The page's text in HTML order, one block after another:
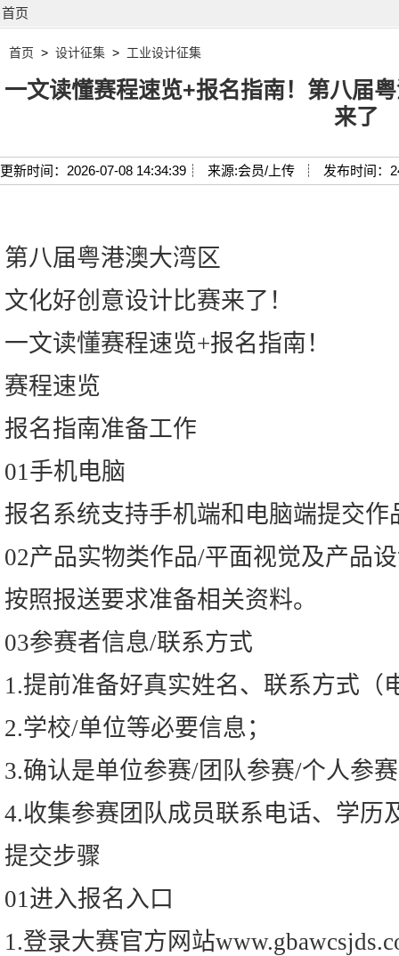
首页
首页 > 设计征集 > 工业设计征集
一文读懂赛程速览+报名指南！第八届
来了
更新时间：2026-07-08 14:34:39┊ 来源:会员/上传 ┊ 发布时间：
第八届粤港澳大湾区
文化好创意设计比赛来了！
一文读懂赛程速览+报名指南！
赛程速览
报名指南准备工作
01手机电脑
报名系统支持手机端和电脑端提交作
02产品实物类作品/平面视觉及产品
按照报送要求准备相关资料。
03参赛者信息/联系方式
1.提前准备好真实姓名、联系方式（
2.学校/单位等必要信息；
3.确认是单位参赛/团队参赛/个人参
4.收集参赛团队成员联系电话、学历
提交步骤
01进入报名入口
1.登录大赛官方网站